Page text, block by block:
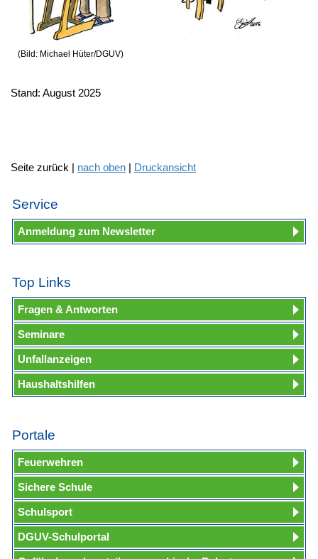
(Bild: Michael Hüter/DGUV)
Stand: August 2025
Seite zurück | nach oben | Druckansicht
Service
Anmeldung zum Newsletter
Top Links
Fragen & Antworten
Seminare
Unfallanzeigen
Haushaltshilfen
Portale
Feuerwehren
Sichere Schule
Schulsport
DGUV-Schulportal